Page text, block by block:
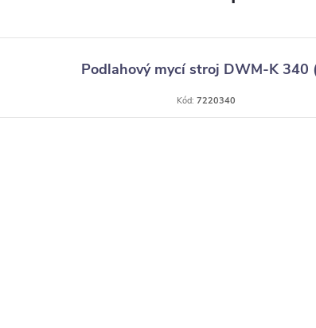
Podlahový mycí stroj DWM-K 340
Kód: 7220340